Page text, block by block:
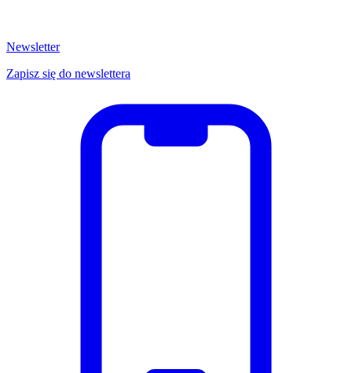
Newsletter
Zapisz się do newslettera